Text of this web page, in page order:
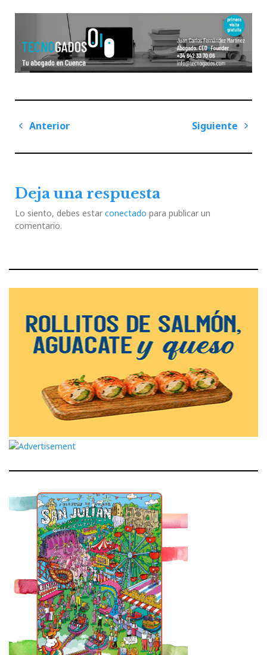
Navegación
entradas
Anterior
Siguiente
Deja una respuesta
Lo siento, debes estar conectado para publicar un
comentario.